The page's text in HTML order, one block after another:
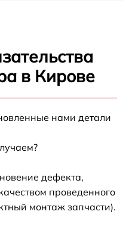
в Кирове
нами детали
дефекта,
проведенного
монтаж запчасти).